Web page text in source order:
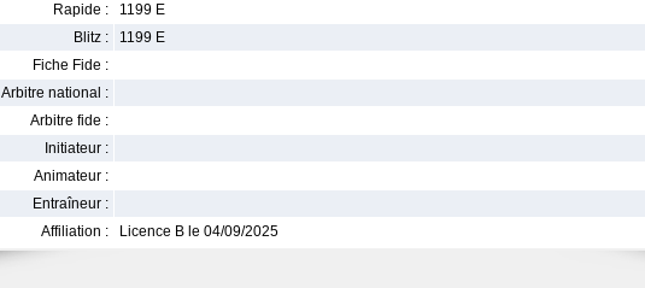
Rapide :
1199 E
Blitz :
1199 E
Fiche Fide :
Arbitre national :
Arbitre fide :
Initiateur :
Animateur :
Entraîneur :
Affiliation :
Licence B le 04/09/2025